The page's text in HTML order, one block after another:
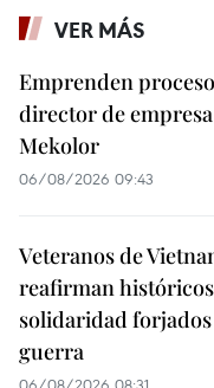
VER MÁS
Emprenden
director de
Mekolor
06/08/2026 09:43
Veteranos de
reafirman
solidaridad
guerra